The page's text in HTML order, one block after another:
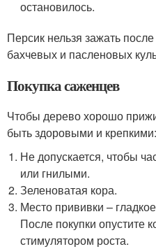
остановилось.
Персик нельзя зажать
бахчевых и пасленовых
Покупка саженцев
Чтобы дерево хорошо
быть здоровыми и крепкими:
Не допускается, чтобы
или гнилыми.
Зеленоватая кора.
Место прививки –
После покупки опустите
стимулятором роста.